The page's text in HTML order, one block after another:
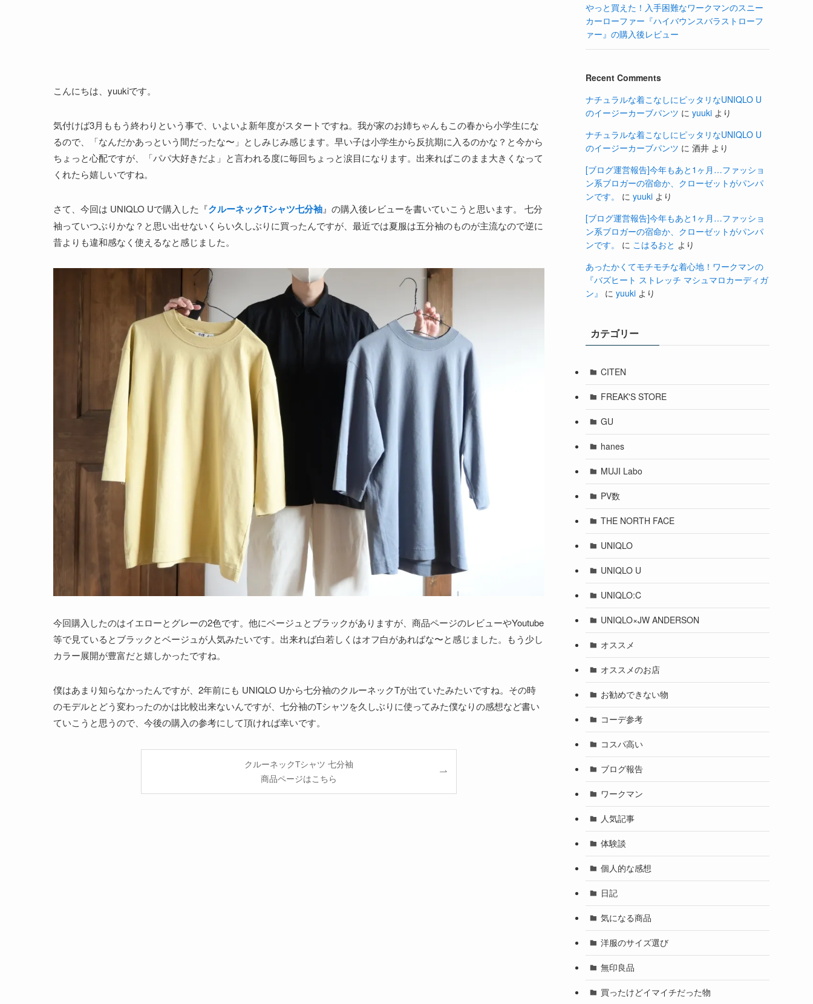
こんにちは、yuukiです。
気付けば3月ももう終わりという事で、いよいよ新年度がスタートですね。我が家のお姉ちゃんもこの春から小学生にな
るので、「なんだかあっという間だったな〜」としみじみ感じます。早い子は小学生から反抗期に入るのかな？と今から
ちょっと心配ですが、「パパ大好きだよ」と言われる度に毎回ちょっと涙目になります。出来ればこのまま大きくなって
くれたら嬉しいですね。
さて、今回は UNIQLO Uで購入した『クルーネックTシャツ七分袖』の購入後レビューを書いていこうと思います。 七分
袖っていつぶりかな？と思い出せないくらい久しぶりに買ったんですが、最近では夏服は五分袖のものが主流なので逆に
昔よりも違和感なく使えるなと感じました。
今回購入したのはイエローとグレーの2色です。他にベージュとブラックがありますが、商品ページのレビューやYoutube
等で見ているとブラックとベージュが人気みたいです。出来れば白若しくはオフ白があればな〜と感じました。もう少し
カラー展開が豊富だと嬉しかったですね。
僕はあまり知らなかったんですが、2年前にも UNIQLO Uから七分袖のクルーネックTが出ていたみたいですね。その時
のモデルとどう変わったのかは比較出来ないんですが、七分袖のTシャツを久しぶりに使ってみた僕なりの感想など書い
ていこうと思うので、今後の購入の参考にして頂ければ幸いです。
クルーネックTシャツ 七分袖
商品ページはこちら
やっと買えた！入手困難なワークマンのスニー
カーローファー『ハイバウンスバラストローフ
ァー』の購入後レビュー
Recent Comments
ナチュラルな着こなしにピッタリなUNIQLO U
のイージーカーブパンツ に yuuki より
ナチュラルな着こなしにピッタリなUNIQLO U
のイージーカーブパンツ に 酒井 より
[ブログ運営報告]今年もあと1ヶ月…ファッショ
ン系ブロガーの宿命か、クローゼットがパンパ
ンです。
に yuuki より
[ブログ運営報告]今年もあと1ヶ月…ファッショ
ン系ブロガーの宿命か、クローゼットがパンパ
ンです。
に こはるおと より
あったかくてモチモチな着心地！ワークマンの
『バズヒート ストレッチ マシュマロカーディガ
ン』
に yuuki より
カテゴリー
CITEN
FREAK'S STORE
GU
hanes
MUJI Labo
PV数
THE NORTH FACE
UNIQLO
UNIQLO U
UNIQLO:C
UNIQLO×JW ANDERSON
オススメ
オススメのお店
お勧めできない物
コーデ参考
コスパ高い
ブログ報告
ワークマン
人気記事
体験談
個人的な感想
日記
気になる商品
洋服のサイズ選び
無印良品
買ったけどイマイチだった物